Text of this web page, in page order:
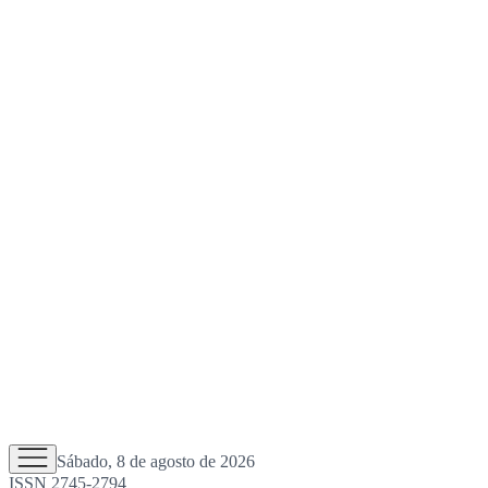
Sábado, 8 de agosto de 2026
ISSN 2745-2794